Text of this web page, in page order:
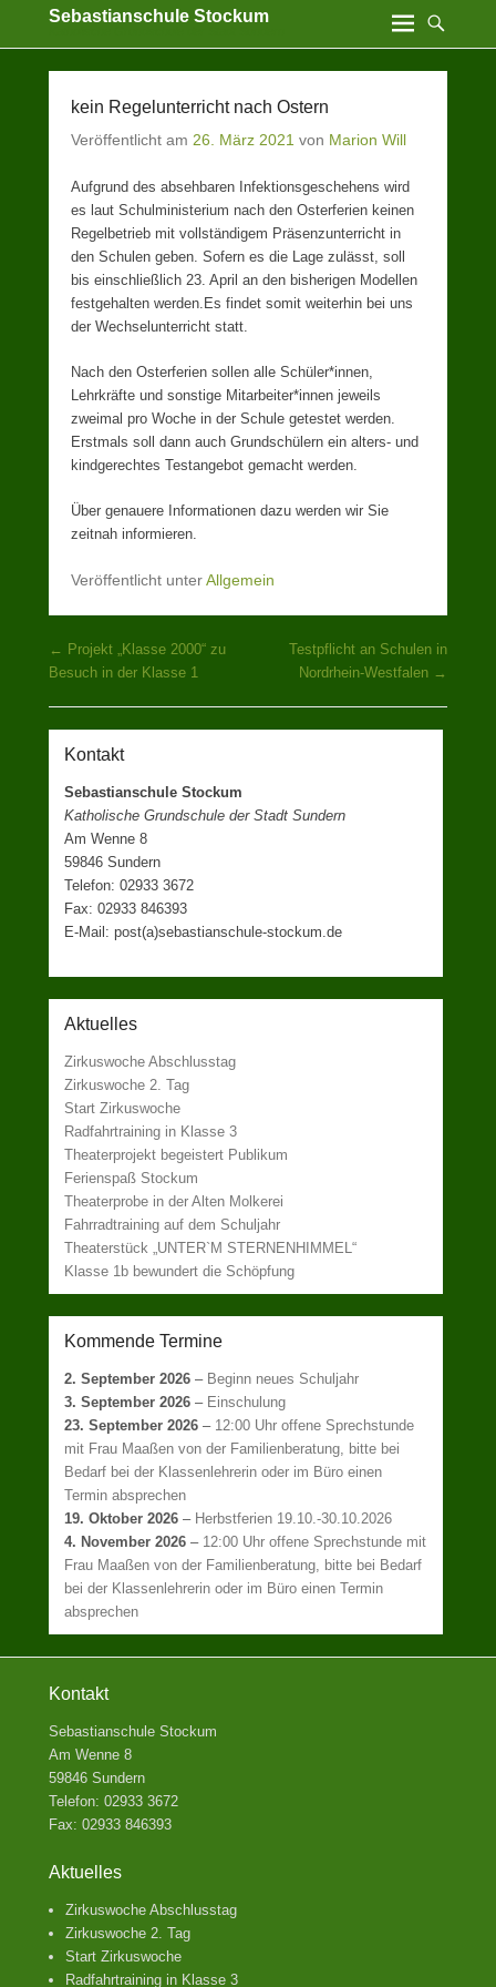
Sebastianschule Stockum
kein Regelunterricht nach Ostern
Veröffentlicht am 26. März 2021 von Marion Will
Aufgrund des absehbaren Infektionsgeschehens wird
es laut Schulministerium nach den Osterferien keinen
Regelbetrieb mit vollständigem Präsenzunterricht in
den Schulen geben. Sofern es die Lage zulässt, soll
bis einschließlich 23. April an den bisherigen Modellen
festgehalten werden.Es findet somit weiterhin bei uns
der Wechselunterricht statt.
Nach den Osterferien sollen alle Schüler*innen,
Lehrkräfte und sonstige Mitarbeiter*innen jeweils
zweimal pro Woche in der Schule getestet werden.
Erstmals soll dann auch Grundschülern ein alters- und
kindgerechtes Testangebot gemacht werden.
Über genauere Informationen dazu werden wir Sie
zeitnah informieren.
Veröffentlicht unterAllgemein
Beitragsnavigation
← Projekt „Klasse 2000“ zu
Besuch in der Klasse 1
Testpflicht an Schulen in
Nordrhein-Westfalen →
Kontakt
Sebastianschule Stockum
Katholische Grundschule der Stadt Sundern
Am Wenne 8
59846 Sundern
Telefon: 02933 3672
Fax: 02933 846393
E-Mail: post(a)sebastianschule-stockum.de
Aktuelles
Zirkuswoche Abschlusstag
Zirkuswoche 2. Tag
Start Zirkuswoche
Radfahrtraining in Klasse 3
Theaterprojekt begeistert Publikum
Ferienspaß Stockum
Theaterprobe in der Alten Molkerei
Fahrradtraining auf dem Schuljahr
Theaterstück „UNTER`M STERNENHIMMEL“
Klasse 1b bewundert die Schöpfung
Kommende Termine
2. September 2026 – Beginn neues Schuljahr
3. September 2026 – Einschulung
23. September 2026 – 12:00 Uhr offene Sprechstunde
mit Frau Maaßen von der Familienberatung, bitte bei
Bedarf bei der Klassenlehrerin oder im Büro einen
Termin absprechen
19. Oktober 2026 – Herbstferien 19.10.-30.10.2026
4. November 2026 – 12:00 Uhr offene Sprechstunde mit
Frau Maaßen von der Familienberatung, bitte bei Bedarf
bei der Klassenlehrerin oder im Büro einen Termin
absprechen
Kontakt
Sebastianschule Stockum
Am Wenne 8
59846 Sundern
Telefon: 02933 3672
Fax: 02933 846393
Aktuelles
Zirkuswoche Abschlusstag
Zirkuswoche 2. Tag
Start Zirkuswoche
Radfahrtraining in Klasse 3